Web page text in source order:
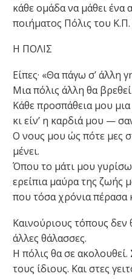
κάθε ομάδα να μάθει ένα
ποιήματος Πόλις του
Η ΠΟΛΙΣ
Είπες· «Θα πάγω σ’ άλλη
Μια πόλις άλλη θα
Κάθε προσπάθεια μου μια
κι είν’ η καρδιά μου —
Ο νους μου ώς πότε μες
μένει.
Όπου το μάτι μου
ερείπια μαύρα της ζωής
που τόσα χρόνια πέρασα
Καινούριους τόπους δεν
άλλες θάλασσες.
Η πόλις θα σε
τους ίδιους. Και στες